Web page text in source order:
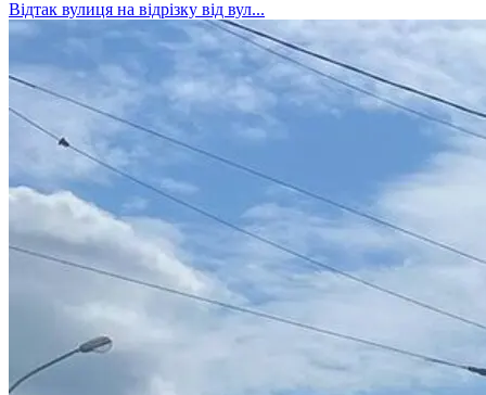
Відтак вулиця на відрізку від вул...